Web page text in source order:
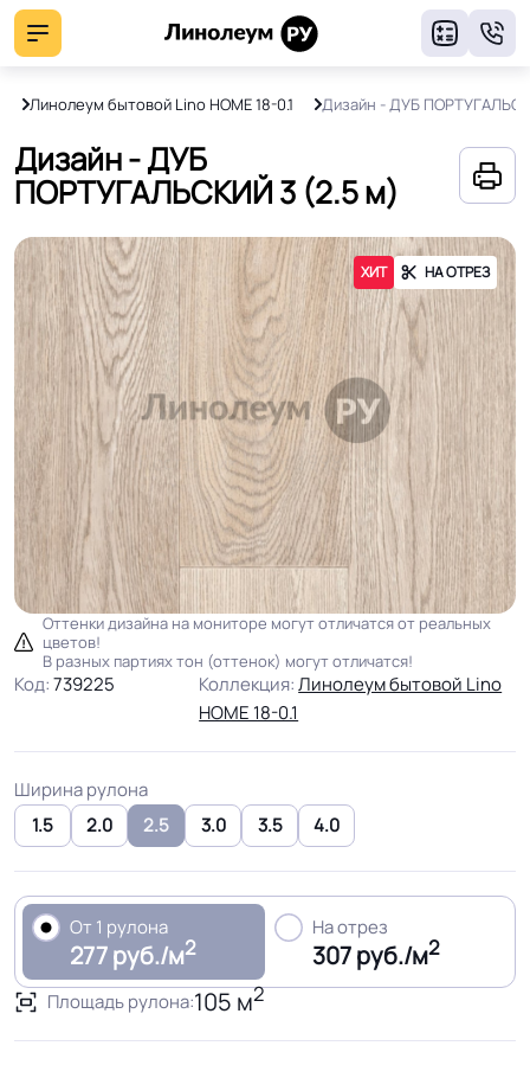
Линолеум бытовой Lino HOME 18-0.1 Дизайн - ДУБ
Дизайн - ДУБ
ПОРТУГАЛЬСКИЙ 3 (2.5 м)
ХИТ НА ОТРЕЗ
Оттенки дизайна на мониторе могут отличатся от реальных
цветов!
В разных партиях тон (оттенок) могут отличатся!
Код:739225 Коллекция:Линолеум бытовой Lino
HOME 18-0.1
Ширина рулона
1.5
2.0 2.5 3.0 3.5 4.0
От 1 рулона
277 руб./м2
На отрез
307 руб./м2
Площадь рулона:105 м2